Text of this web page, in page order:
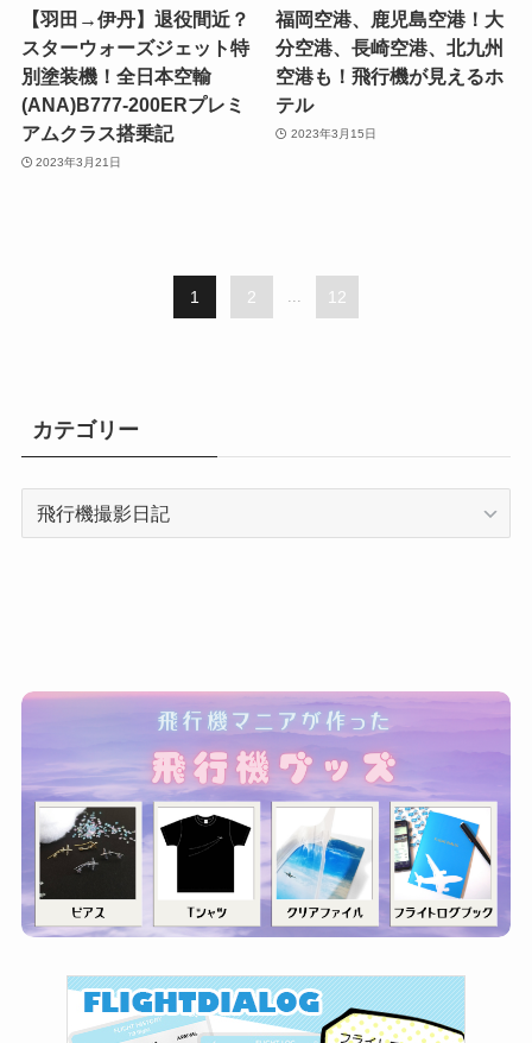
【羽田→伊丹】退役間近？
スターウォーズジェット特
別塗装機！全日本空輸
(ANA)B777-200ERプレミ
アムクラス搭乗記
2023年3月21日
福岡空港、鹿児島空港！大
分空港、長崎空港、北九州
空港も！飛行機が見えるホ
テル
2023年3月15日
1 2 ... 12
カテゴリー
カ